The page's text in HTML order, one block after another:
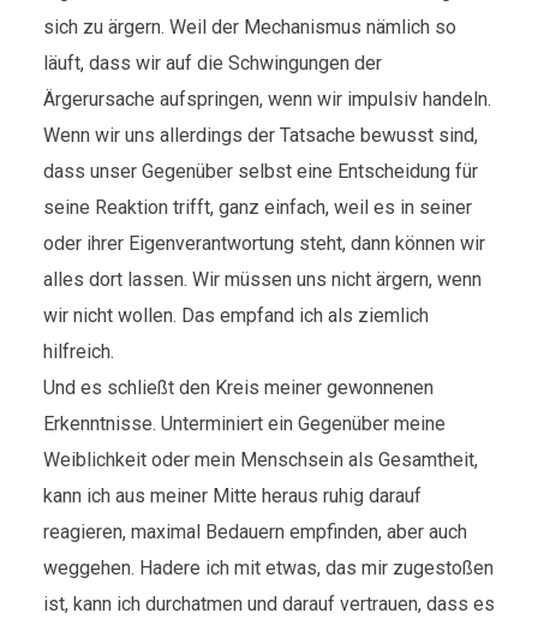
sich zu ärgern. Weil der Mechanismus nämlich so
läuft, dass wir auf die Schwingungen der
Ärgerursache aufspringen, wenn wir impulsiv handeln.
Wenn wir uns allerdings der Tatsache bewusst sind,
dass unser Gegenüber selbst eine Entscheidung für
seine Reaktion trifft, ganz einfach, weil es in seiner
oder ihrer Eigenverantwortung steht, dann können wir
alles dort lassen. Wir müssen uns nicht ärgern, wenn
wir nicht wollen. Das empfand ich als ziemlich
hilfreich.
Und es schließt den Kreis meiner gewonnenen
Erkenntnisse. Unterminiert ein Gegenüber meine
Weiblichkeit oder mein Menschsein als Gesamtheit,
kann ich aus meiner Mitte heraus ruhig darauf
reagieren, maximal Bedauern empfinden, aber auch
weggehen. Hadere ich mit etwas, das mir zugestoßen
ist, kann ich durchatmen und darauf vertrauen, dass es